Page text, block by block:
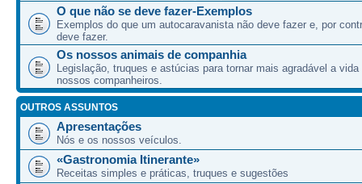
O que não se deve fazer-Exemplos
Exemplos do que um autocaravanista não deve fazer e, por
deve fazer.
Os nossos animais de companhia
Legislação, truques e astúcias para tornar mais agradável a vida
nossos companheiros.
OUTROS ASSUNTOS
Apresentações
Nós e os nossos veículos.
«Gastronomia Itinerante»
Receitas simples e práticas, truques e sugestões